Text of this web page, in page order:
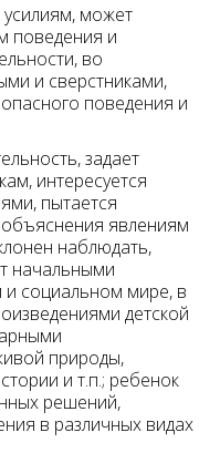
может
поведения и
во
и сверстниками,
поведения и
задает
интересуется
пытается
явлениям
наблюдать,
начальными
социальном мире, в
детской
природы,
и т.п.; ребенок
решений,
в различных видах